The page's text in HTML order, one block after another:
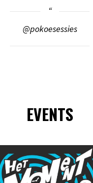
@pokoesessies
EVENTS